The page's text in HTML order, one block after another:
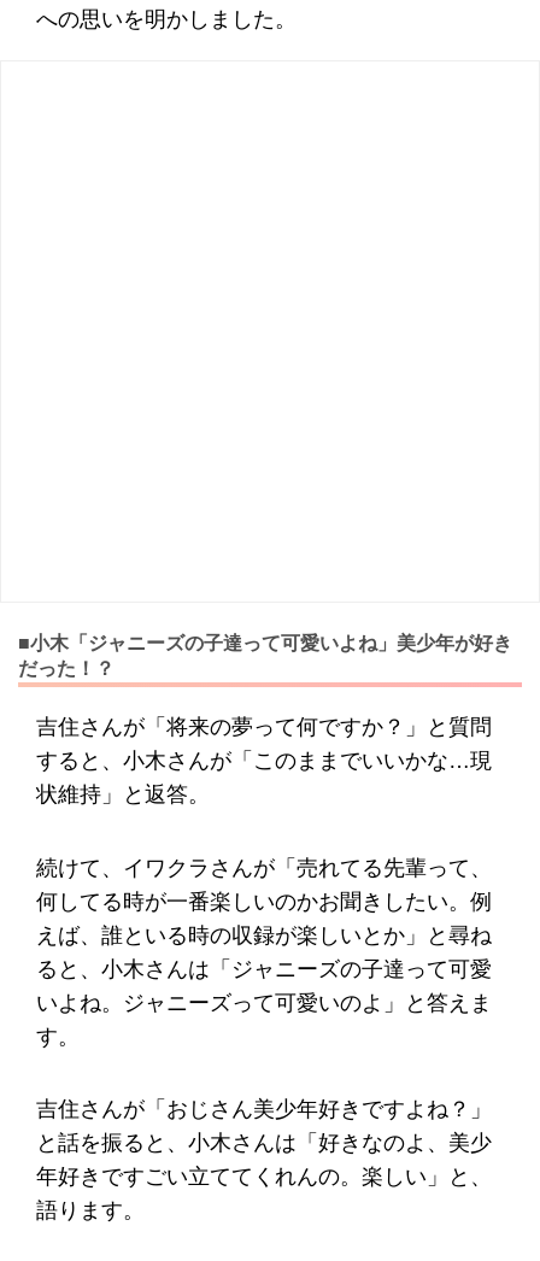
への思いを明かしました。
■小木「ジャニーズの子達って可愛いよね」美少年が好き
だった！？
吉住さんが「将来の夢って何ですか？」と質問
すると、小木さんが「このままでいいかな…現
状維持」と返答。
続けて、イワクラさんが「売れてる先輩って、
何してる時が一番楽しいのかお聞きしたい。例
えば、誰といる時の収録が楽しいとか」と尋ね
ると、小木さんは「ジャニーズの子達って可愛
いよね。ジャニーズって可愛いのよ」と答えま
す。
吉住さんが「おじさん美少年好きですよね？」
と話を振ると、小木さんは「好きなのよ、美少
年好きですごい立ててくれんの。楽しい」と、
語ります。